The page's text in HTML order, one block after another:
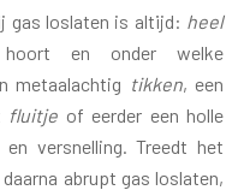
gas loslaten is altijd: heel
en onder welke
metaalachtig tikken, een
fluitje of eerder een holle
versnelling. Treedt het
abrupt gas loslaten,